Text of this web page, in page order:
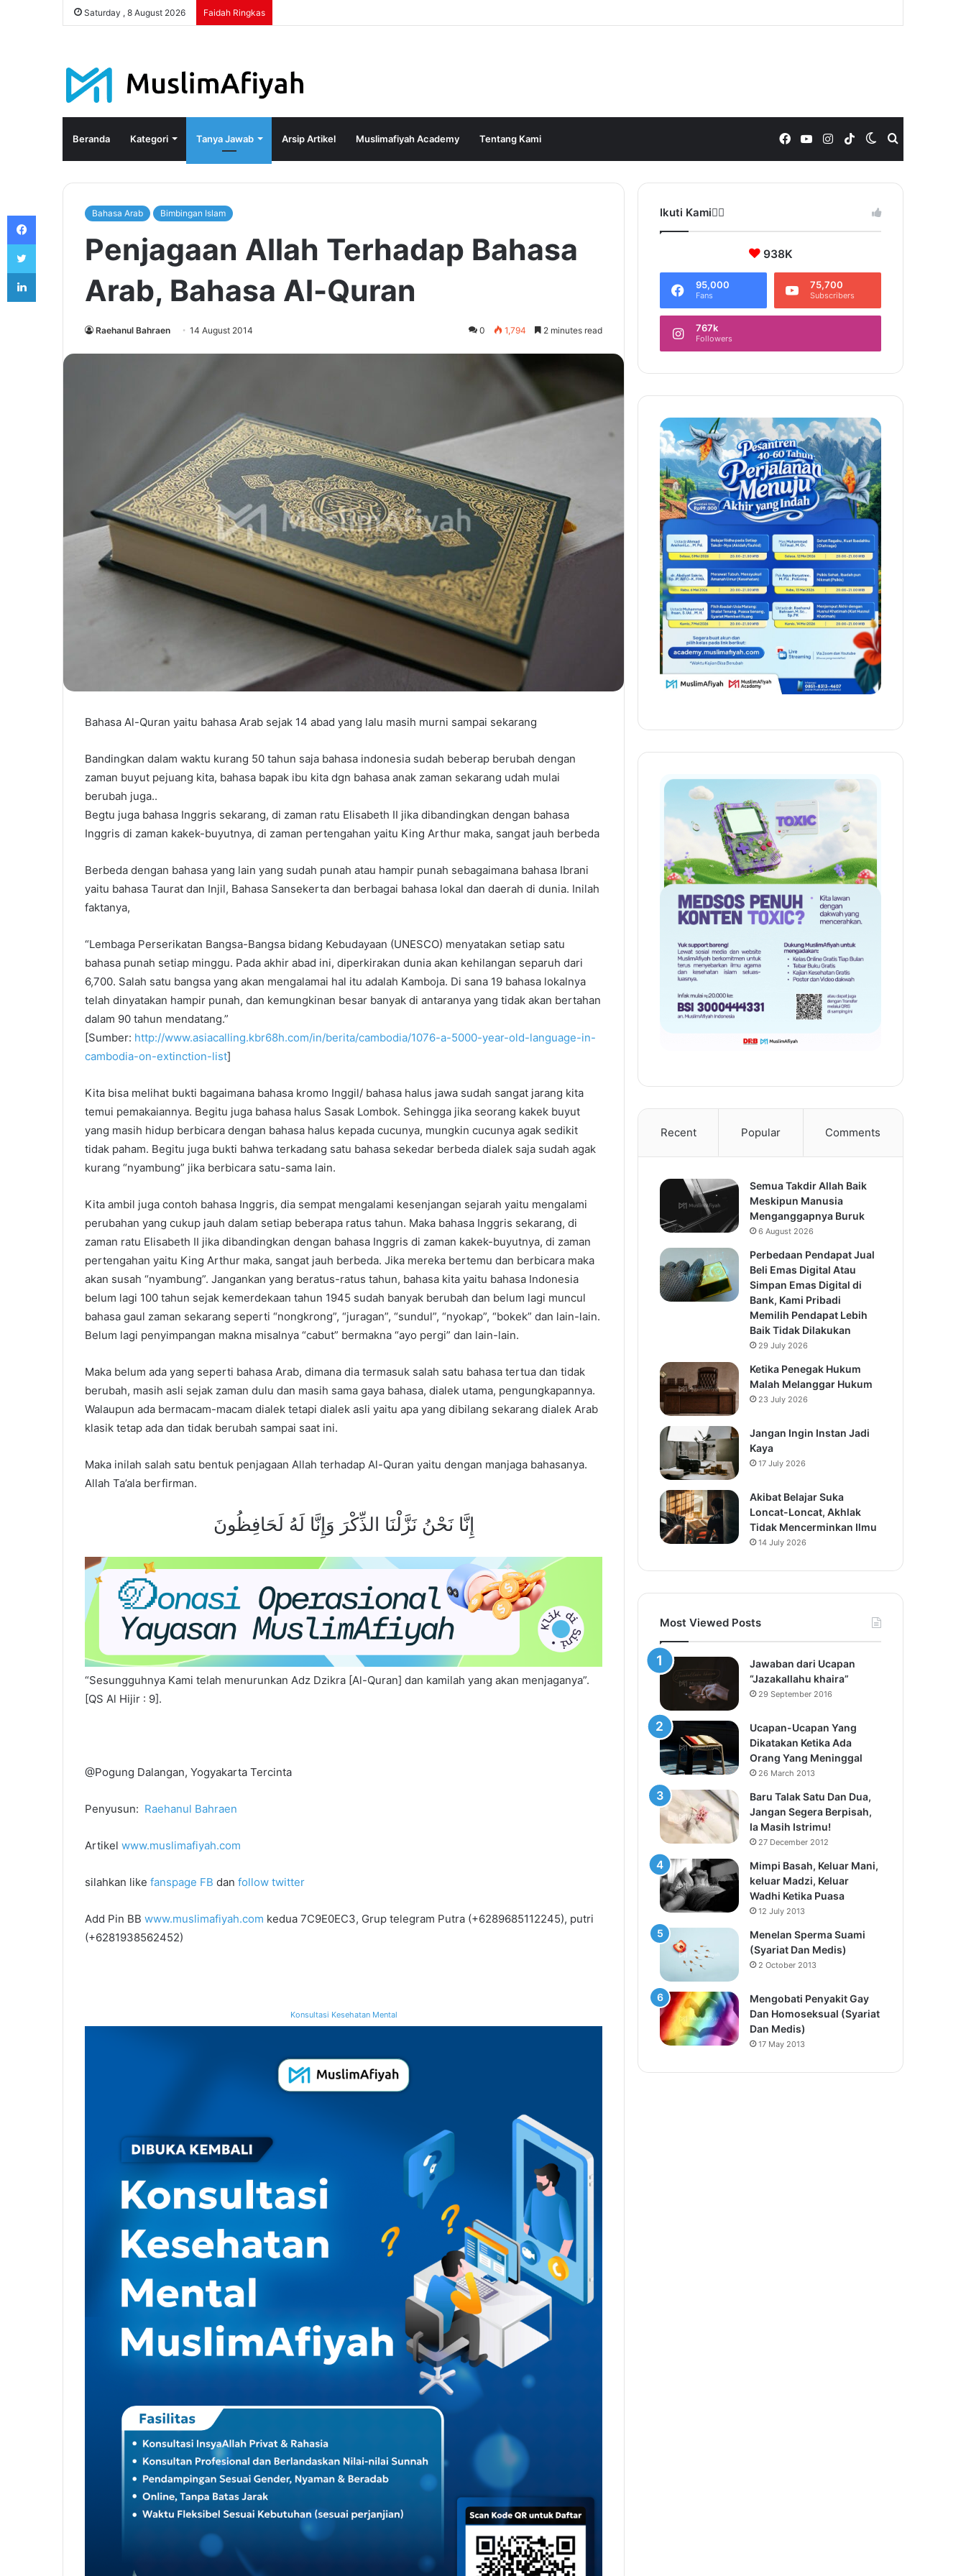
Saturday , 8 August 2026 Faidah Ringkas
Beranda Kategori Tanya Jawab Arsip Artikel Muslimafiyah Academy Tentang Kami Switch
skin
TikTok
Instagram
YouTube
Facebook
Bahasa Arab Bimbingan Islam
Penjagaan Allah Terhadap Bahasa
Arab, Bahasa Al-Quran
Raehanul Bahraen 14 August 2014 0 1,794 2 minutes read
Bahasa Al-Quran yaitu bahasa Arab sejak 14 abad yang lalu masih murni sampai sekarang
Bandingkan dalam waktu kurang 50 tahun saja bahasa indonesia sudah beberap berubah dengan
zaman buyut pejuang kita, bahasa bapak ibu kita dgn bahasa anak zaman sekarang udah mulai
berubah juga..
Begtu juga bahasa Inggris sekarang, di zaman ratu Elisabeth II jika dibandingkan dengan bahasa
Inggris di zaman kakek-buyutnya, di zaman pertengahan yaitu King Arthur maka, sangat jauh berbeda
Berbeda dengan bahasa yang lain yang sudah punah atau hampir punah sebagaimana bahasa Ibrani
yaitu bahasa Taurat dan Injil, Bahasa Sansekerta dan berbagai bahasa lokal dan daerah di dunia. Inilah
faktanya,
“Lembaga Perserikatan Bangsa-Bangsa bidang Kebudayaan (UNESCO) menyatakan setiap satu
bahasa punah setiap minggu. Pada akhir abad ini, diperkirakan dunia akan kehilangan separuh dari
6,700. Salah satu bangsa yang akan mengalamai hal itu adalah Kamboja. Di sana 19 bahasa lokalnya
telah dinyatakan hampir punah, dan kemungkinan besar banyak di antaranya yang tidak akan bertahan
dalam 90 tahun mendatang.”
[Sumber: http://www.asiacalling.kbr68h.com/in/berita/cambodia/1076-a-5000-year-old-language-in-
cambodia-on-extinction-list]
Kita bisa melihat bukti bagaimana bahasa kromo Inggil/ bahasa halus jawa sudah sangat jarang kita
temui pemakaiannya. Begitu juga bahasa halus Sasak Lombok. Sehingga jika seorang kakek buyut
yang masih hidup berbicara dengan bahasa halus kepada cucunya, mungkin cucunya agak sedikit
tidak paham. Begitu juga bukti bahwa terkadang satu bahasa sekedar berbeda dialek saja sudah agak
kurang “nyambung” jika berbicara satu-sama lain.
Kita ambil juga contoh bahasa Inggris, dia sempat mengalami kesenjangan sejarah yaitu mengalami
perubahan yang cukup jauh dalam setiap beberapa ratus tahun. Maka bahasa Inggris sekarang, di
zaman ratu Elisabeth II jika dibandingkan dengan bahasa Inggris di zaman kakek-buyutnya, di zaman
pertengahan yaitu King Arthur maka, sangat jauh berbeda. Jika mereka bertemu dan berbicara maka
akan susah “nyambung”. Jangankan yang beratus-ratus tahun, bahasa kita yaitu bahasa Indonesia
belum lagi 100 tahun sejak kemerdekaan tahun 1945 sudah banyak berubah dan belum lagi muncul
bahasa gaul zaman sekarang seperti “nongkrong”, “juragan”, “sundul”, “nyokap”, “bokek” dan lain-lain.
Belum lagi penyimpangan makna misalnya “cabut” bermakna “ayo pergi” dan lain-lain.
Maka belum ada yang seperti bahasa Arab, dimana dia termasuk salah satu bahasa tertua dan tidak
berubah, masih asli sejak zaman dulu dan masih sama gaya bahasa, dialek utama, pengungkapannya.
Walaupun ada bermacam-macam dialek tetapi dialek asli yaitu apa yang dibilang sekarang dialek Arab
klasik tetap ada dan tidak berubah sampai saat ini.
Maka inilah salah satu bentuk penjagaan Allah terhadap Al-Quran yaitu dengan manjaga bahasanya.
Allah Ta’ala berfirman.
إِنَّا نَحْنُ نَزَّلْنَا الذِّكْرَ وَإِنَّا لَهُ لَحَافِظُونَ
“Sesungguhnya Kami telah menurunkan Adz Dzikra [Al-Quran] dan kamilah yang akan menjaganya”.
[QS Al Hijir : 9].
@Pogung Dalangan, Yogyakarta Tercinta
Penyusun: Raehanul Bahraen
Artikel www.muslimafiyah.com
silahkan like fanspage FB dan follow twitter
Add Pin BB www.muslimafiyah.com kedua 7C9E0EC3, Grup telegram Putra (+6289685112245), putri
(+6281938562452)
Konsultasi Kesehatan Mental
Ikuti Kami❤️‍🔥
938K
95,000
Fans
75,700
Subscribers
767k
Followers
Recent Popular Comments
Semua Takdir Allah Baik
Meskipun Manusia
Menganggapnya Buruk
6 August 2026
Perbedaan Pendapat Jual
Beli Emas Digital Atau
Simpan Emas Digital di
Bank, Kami Pribadi
Memilih Pendapat Lebih
Baik Tidak Dilakukan
29 July 2026
Ketika Penegak Hukum
Malah Melanggar Hukum
23 July 2026
Jangan Ingin Instan Jadi
Kaya
17 July 2026
Akibat Belajar Suka
Loncat-Loncat, Akhlak
Tidak Mencerminkan Ilmu
14 July 2026
Most Viewed Posts
Jawaban dari Ucapan
“Jazakallahu khaira”
29 September 2016
Ucapan-Ucapan Yang
Dikatakan Ketika Ada
Orang Yang Meninggal
26 March 2013
Baru Talak Satu Dan Dua,
Jangan Segera Berpisah,
Ia Masih Istrimu!
27 December 2012
Mimpi Basah, Keluar Mani,
keluar Madzi, Keluar
Wadhi Ketika Puasa
12 July 2013
Menelan Sperma Suami
(Syariat Dan Medis)
2 October 2013
Mengobati Penyakit Gay
Dan Homoseksual (Syariat
Dan Medis)
17 May 2013
Facebook
Twitter
LinkedIn